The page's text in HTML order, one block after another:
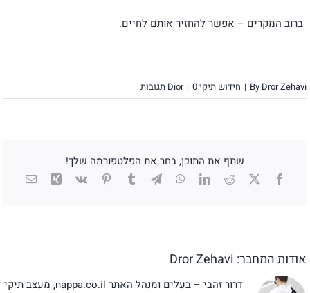
ברוב המקרים – אפשר להחזיר אותם לחיים.
By Dror Zehavi
| חידוש תיקי Dior | 0 תגובות
שתף את התוכן, בחר את הפלטפורמה שלך!
Facebook
X
Reddit
LinkedIn
WhatsApp
Telegram
Tumblr
Pinterest
Vk
Xing
אודות המחבר: Dror Zehavi
דרור זהבי – בעלים ומנהל האתר nappa.co.il, מעצב תיקי